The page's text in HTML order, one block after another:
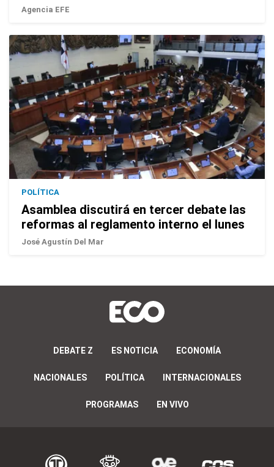
Agencia EFE
POLÍTICA
Asamblea discutirá en tercer debate las
reformas al reglamento interno el lunes
José Agustín Del Mar
DEBATE Z ES NOTICIA ECONOMÍA
NACIONALES POLÍTICA INTERNACIONALES
PROGRAMAS EN VIVO